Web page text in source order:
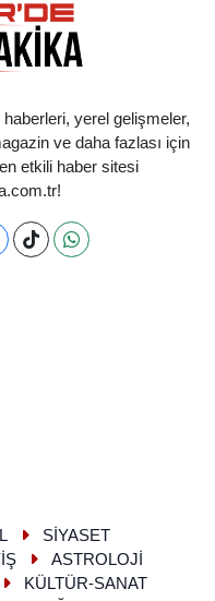
yerel gelişmeler,
ve daha fazlası için
etkili haber sitesi
SİYASET
ASTROLOJİ
KÜLTÜR-SANAT